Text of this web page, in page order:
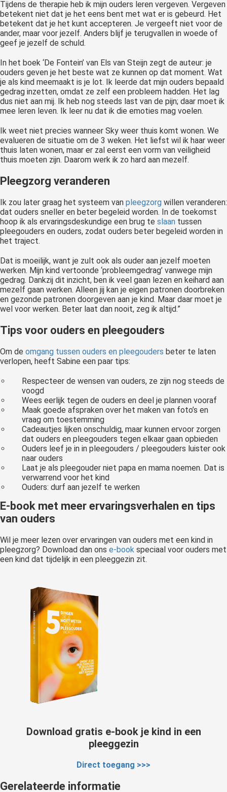
Tijdens de therapie heb ik mijn ouders leren vergeven. Vergeven
betekent niet dat je het eens bent met wat er is gebeurd. Het
betekent dat je het kunt accepteren. Je vergeeft niet voor de
ander, maar voor jezelf. Anders blijf je terugvallen in woede of
geef je jezelf de schuld.
In het boek ‘De Fontein’ van Els van Steijn zegt de auteur: je
ouders geven je het beste wat ze kunnen op dat moment. Wat
je als kind meemaakt is je lot. Ik leerde dat mijn ouders bepaald
gedrag inzetten, omdat ze zelf een probleem hadden. Het lag
dus niet aan mij. Ik heb nog steeds last van de pijn; daar moet ik
mee leren leven. Ik leer nu dat ik die emoties mag voelen.
Ik weet niet precies wanneer Sky weer thuis komt wonen. We
evalueren de situatie om de 3 weken. Het liefst wil ik haar weer
thuis laten wonen, maar er zal eerst een vorm van veiligheid
thuis moeten zijn. Daarom werk ik zo hard aan mezelf.
Pleegzorg veranderen
Ik zou later graag het systeem van pleegzorg willen veranderen:
dat ouders sneller en beter begeleid worden. In de toekomst
hoop ik als ervaringsdeskundige een brug te slaan tussen
pleegouders en ouders, zodat ouders beter begeleid worden in
het traject.
Dat is moeilijk, want je zult ook als ouder aan jezelf moeten
werken. Mijn kind vertoonde ‘probleemgedrag’ vanwege mijn
gedrag. Dankzij dit inzicht, ben ik veel gaan lezen en keihard aan
mezelf gaan werken. Alleen jij kan je eigen patronen doorbreken
en gezonde patronen doorgeven aan je kind. Maar daar moet je
wel voor werken. Beter laat dan nooit, zeg ik altijd.”
Tips voor ouders en pleegouders
Om de omgang tussen ouders en pleegouders beter te laten
verlopen, heeft Sabine een paar tips:
Respecteer de wensen van ouders, ze zijn nog steeds de
voogd
Wees eerlijk tegen de ouders en deel je plannen vooraf
Maak goede afspraken over het maken van foto’s en
vraag om toestemming
Cadeautjes lijken onschuldig, maar kunnen ervoor zorgen
dat ouders en pleegouders tegen elkaar gaan opbieden
Ouders leef je in in pleegouders / pleegouders luister ook
naar ouders
Laat je als pleegouder niet papa en mama noemen. Dat is
verwarrend voor het kind
Ouders: durf aan jezelf te werken
E-book met meer ervaringsverhalen en tips
van ouders
Wil je meer lezen over ervaringen van ouders met een kind in
pleegzorg? Download dan ons e-book speciaal voor ouders met
een kind dat tijdelijk in een pleeggezin zit.
Download gratis e-book je kind in een
pleeggezin
Direct toegang >>>
Gerelateerde informatie